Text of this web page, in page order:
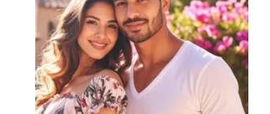
was:
1190 Ft.
is:
990 Ft.